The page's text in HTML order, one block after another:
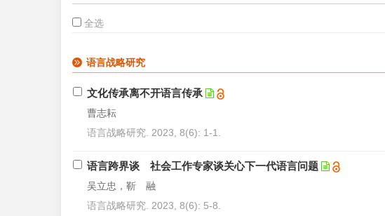
全选
语言战略研究
文化传承离不开语言传承
曹志耘
语言战略研究. 2023, 8(6): 1-1.
语言跨界谈 社会工作专家谈关心下一代语言问题
吴立忠，靳 融
语言战略研究. 2023, 8(6): 5-8.